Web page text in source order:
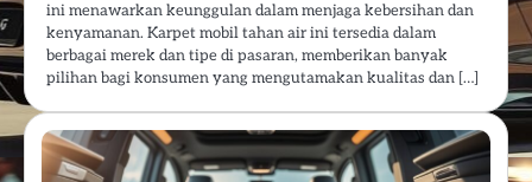
ini menawarkan keunggulan dalam menjaga kebersihan dan
kenyamanan. Karpet mobil tahan air ini tersedia dalam
berbagai merek dan tipe di pasaran, memberikan banyak
pilihan bagi konsumen yang mengutamakan kualitas dan […]